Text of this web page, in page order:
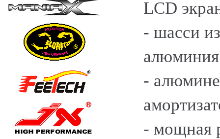
LCD
- шасси
-
- мощная